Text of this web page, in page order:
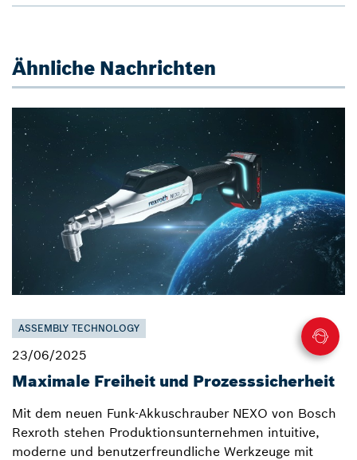
Ähnliche Nachrichten
ASSEMBLY TECHNOLOGY
23/06/2025
Maximale Freiheit und Prozesssicherheit
Mit dem neuen Funk-Akkuschrauber NEXO von Bosch
Rexroth stehen Produktionsunternehmen intuitive,
moderne und benutzerfreundliche Werkzeuge mit